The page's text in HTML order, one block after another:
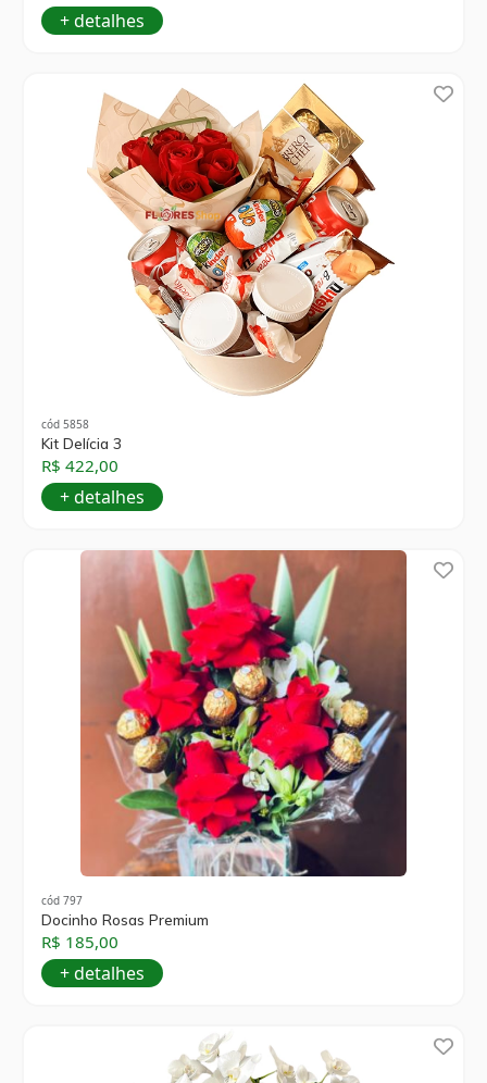
+ detalhes
cód 5858
Kit Delícia 3
R$ 422,00
+ detalhes
cód 797
Docinho Rosas Premium
R$ 185,00
+ detalhes